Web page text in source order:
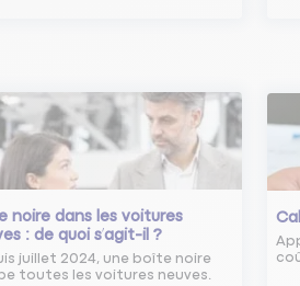
noire dans les voitures
: de quoi s’agit-il ?
juillet 2024, une boîte noire
toutes les voitures neuves.